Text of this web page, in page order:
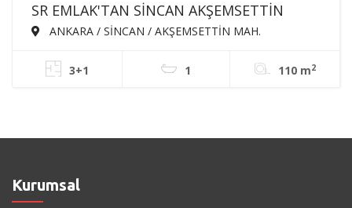
SR EMLAK'TAN SİNCAN AKŞEMSETTİN
MAH'DE 3+1 110m² KATTA ÖN CEPHE
ANKARA / SİNCAN / AKŞEMSETTİN MAH.
3+1 1 110 m2
Kurumsal